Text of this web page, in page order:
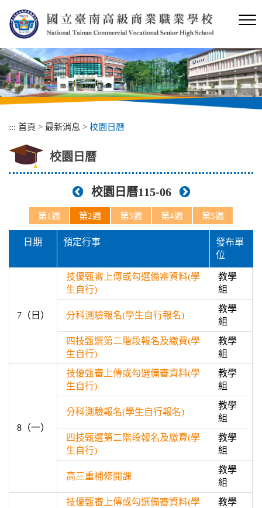
內
容
區
塊
::: 首頁 > 最新消息 > 校園日曆
校園日曆
校園日曆115-06
第1週 第2週 第3週 第4週 第5週
日期 預定行事
發布單
位
7（日）
技優甄審上傳或勾選備審資料(學
生自行)
教學
組
分科測驗報名(學生自行報名)
教學
組
四技甄選第二階段報名及繳費(學
生自行)
教學
組
8（一）
技優甄審上傳或勾選備審資料(學
生自行)
教學
組
分科測驗報名(學生自行報名)
教學
組
四技甄選第二階段報名及繳費(學
生自行)
教學
組
高三重補修開課
教學
組
技優甄審上傳或勾選備審資料(學
教學